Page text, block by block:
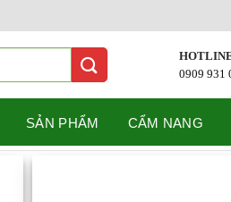
0909 931
SẢN PHẨM CẨM NANG